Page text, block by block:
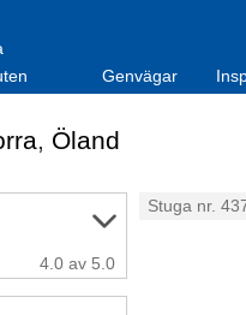
Genvägar
, Öland
Stuga nr.
4.0 av 5.0